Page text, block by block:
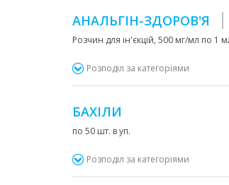
АНАЛЬГІН-ЗДОРОВ'Я
Розчин для ін'єкцій, 500 мг/мл по 1
Розподіл за категоріями
БАХІЛИ
по 50 шт. в уп.
Розподіл за категоріями